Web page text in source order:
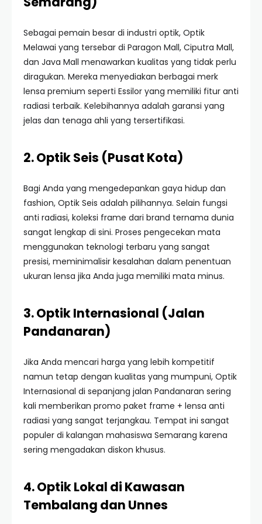
Sebagai pemain besar di industri optik, Optik
Melawai yang tersebar di Paragon Mall, Ciputra Mall,
dan Java Mall menawarkan kualitas yang tidak perlu
diragukan. Mereka menyediakan berbagai merk
lensa premium seperti Essilor yang memiliki fitur anti
radiasi terbaik. Kelebihannya adalah garansi yang
jelas dan tenaga ahli yang tersertifikasi.
2. Optik Seis (Pusat Kota)
Bagi Anda yang mengedepankan gaya hidup dan
fashion, Optik Seis adalah pilihannya. Selain fungsi
anti radiasi, koleksi frame dari brand ternama dunia
sangat lengkap di sini. Proses pengecekan mata
menggunakan teknologi terbaru yang sangat
presisi, meminimalisir kesalahan dalam penentuan
ukuran lensa jika Anda juga memiliki mata minus.
3. Optik Internasional (Jalan
Pandanaran)
Jika Anda mencari harga yang lebih kompetitif
namun tetap dengan kualitas yang mumpuni, Optik
Internasional di sepanjang jalan Pandanaran sering
kali memberikan promo paket frame + lensa anti
radiasi yang sangat terjangkau. Tempat ini sangat
populer di kalangan mahasiswa Semarang karena
sering mengadakan diskon khusus.
4. Optik Lokal di Kawasan
Tembalang dan Unnes